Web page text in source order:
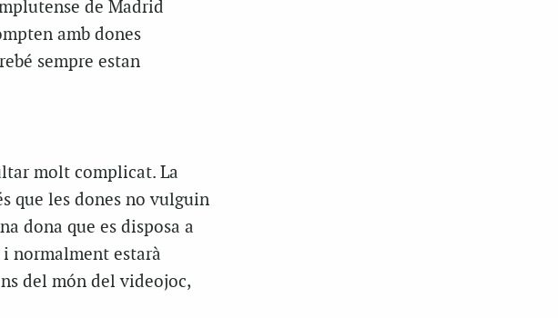
de Madrid
amb dones
sempre estan
molt complicat. La
que les dones no vulguin
dona que es disposa a
normalment estarà
del món del videojoc,